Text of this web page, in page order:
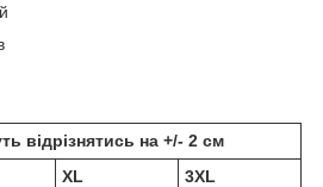
відрізнятись на +/- 2 см
XL 3XL